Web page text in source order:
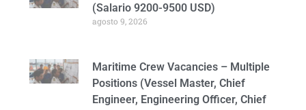
(Salario 9200-9500 USD)
agosto 9, 2026
Maritime Crew Vacancies – Multiple
Positions (Vessel Master, Chief
Engineer, Engineering Officer, Chief